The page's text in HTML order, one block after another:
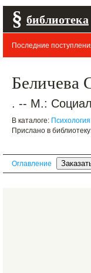
§ библиотека
Последние
Беличева
. -- М.:
В каталоге: Психология
Прислано в
Оглавление